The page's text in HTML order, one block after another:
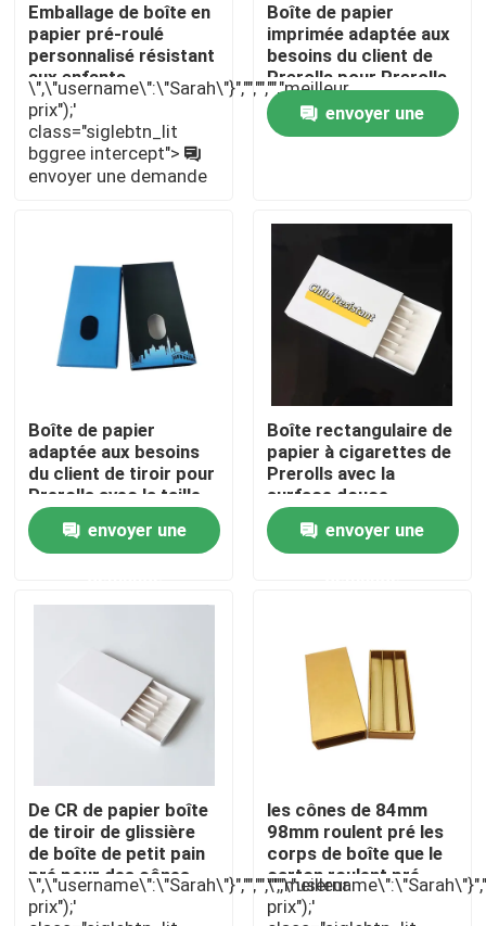
Maison
Produits
Vidéos
À propos de nous
Contactez-nous
Cas
Pack de mauvaises herbes personnalisé
Emballage de boîte en
papier pré-roulé
personnalisé résistant
aux enfants
\",\"username\":\"Sarah\"}","","","","meilleur
prix");'
class="siglebtn_lit
bggree intercept">
envoyer une demande
Boîte de papier
imprimée adaptée aux
besoins du client de
Prerolls pour Prerolls
envoyer une
Boîte de papier
adaptée aux besoins
du client de tiroir pour
Prerolls avec la taille
faite sur commande
envoyer une
Boîte rectangulaire de
papier à cigarettes de
Prerolls avec la
surface douce
envoyer une
De CR de papier boîte
de tiroir de glissière
de boîte de petit pain
pré pour des cônes
d'emballage collectif
\",\"username\":\"Sarah\"}","","","","meilleur
prix");'
les cônes de 84mm
98mm roulent pré les
corps de boîte que le
carton roulent pré
l'enfant de boîte
résistant
prix");'